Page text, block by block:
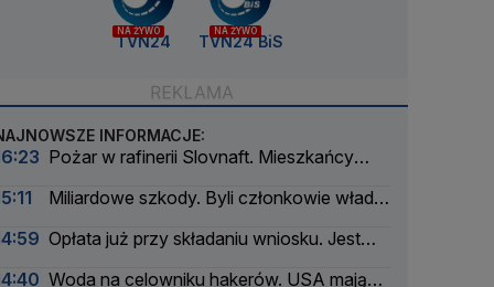
NA ŻYWO
TVN24
NA ŻYWO
TVN24 BiS
INFORMACJE:
Pożar w rafinerii Slovnaft. Mieszkańcy
Miliardowe szkody. Byli członkowie władz
Opłata już przy składaniu wniosku. Jest
Woda na celowniku hakerów. USA mają